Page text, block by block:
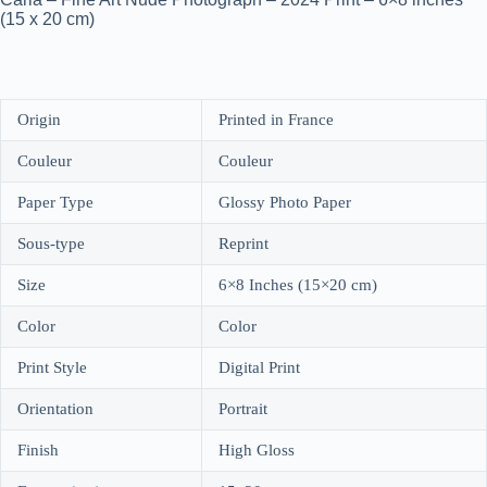
(15 x 20 cm)
Origin Printed in France
Couleur Couleur
Paper Type Glossy Photo Paper
Sous-type Reprint
Size 6×8 Inches (15×20 cm)
Color Color
Print Style Digital Print
Orientation Portrait
Finish High Gloss